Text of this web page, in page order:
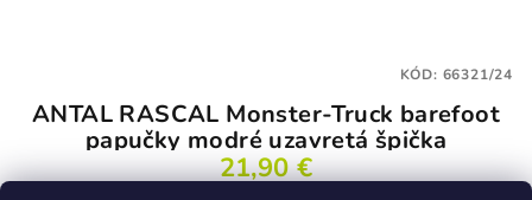
ANTAL RASCAL Monster-Truck barefoot
papučky modré uzavretá špička
21,90 €
KÓD: 66321/24